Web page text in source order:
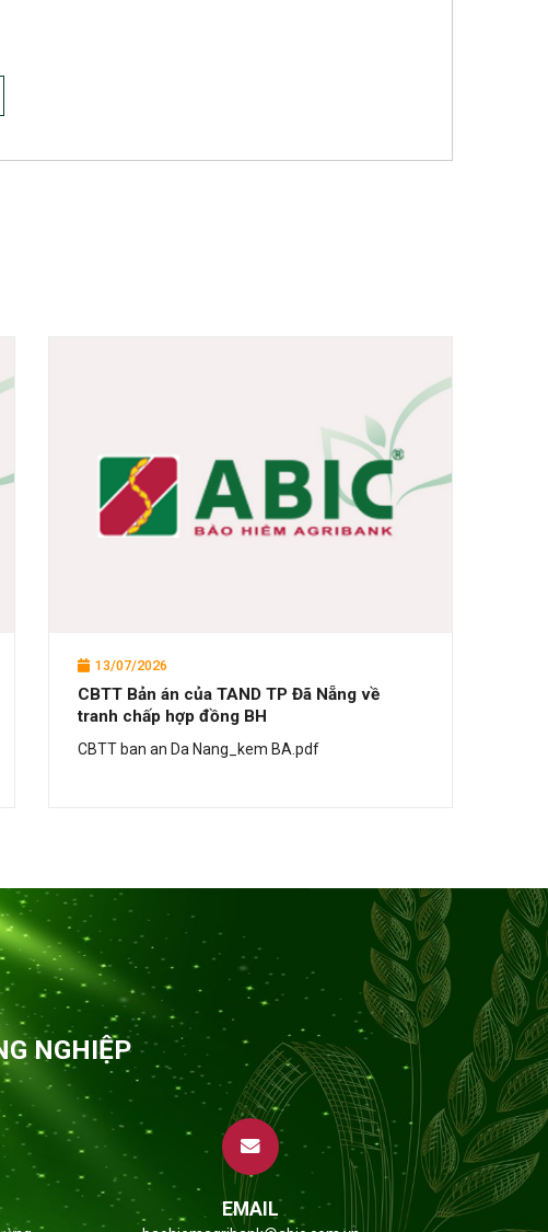
13/07/2026
CBTT Bản án của TAND TP Đã Nẵng về
tranh chấp hợp đồng BH
CBTT ban an Da Nang_kem BA.pdf
NGHIỆP
EMAIL